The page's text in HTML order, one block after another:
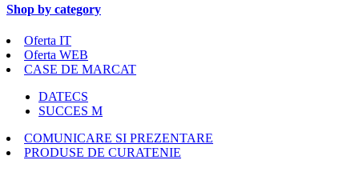
Shop by category
Oferta IT
Oferta WEB
CASE DE MARCAT
DATECS
SUCCES M
COMUNICARE SI PREZENTARE
PRODUSE DE CURATENIE